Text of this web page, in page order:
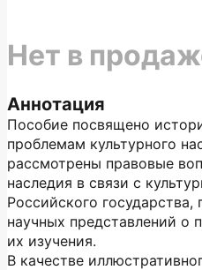
Аннотация
Пособие посвящено
проблемам культурного
рассмотрены правовые
наследия в связи с
Российского
научных представлений о
их изучения.
В качестве
Нет в